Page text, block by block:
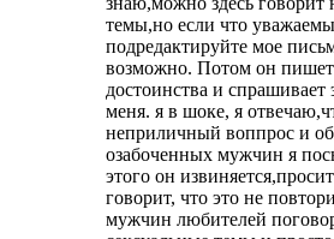
темы,но если что
подредактируйте мое
возможно. Потом он пишет
достоинства и спрашивает
меня. я в шоке, я
неприличный воппрос и
озабоченных мужчин я
этого он
говорит, что это не
мужчин любителей